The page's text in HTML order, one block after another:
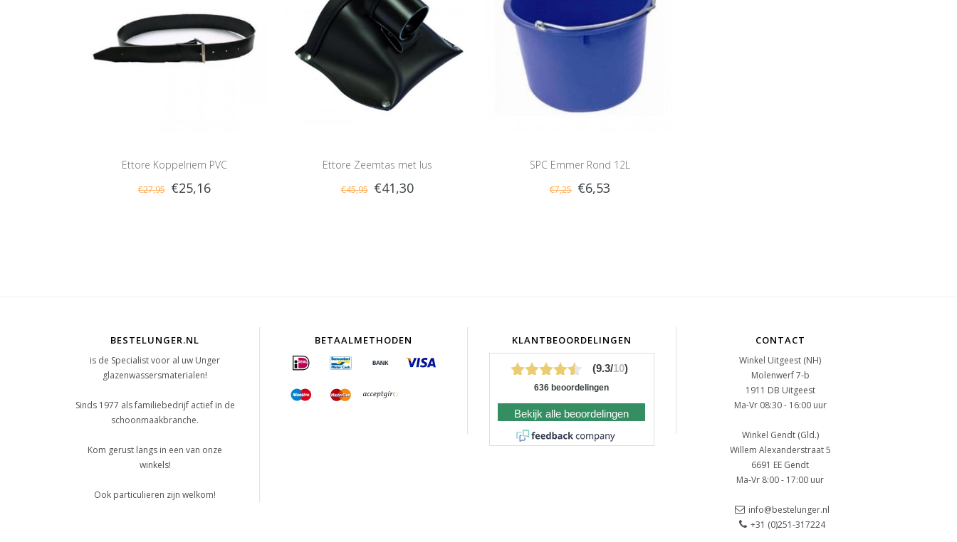
Ettore Koppelriem PVC
€27,95 €25,16
Ettore Zeemtas met lus
€45,95 €41,30
SPC Emmer Rond 12L
€7,25 €6,53
BESTELUNGER.NL
is de Specialist voor al uw Unger
glazenwassersmaterialen!
Sinds 1977 als familiebedrijf actief in de
schoonmaakbranche.
Kom gerust langs in een van onze
winkels!
Ook particulieren zijn welkom!
BETAALMETHODEN KLANTBEOORDELINGEN
(9.3/10)
636 beoordelingen
Bekijk alle beoordelingen
CONTACT
Winkel Uitgeest (NH)
Molenwerf 7-b
1911 DB Uitgeest
Ma-Vr 08:30 - 16:00 uur
Winkel Gendt (Gld.)
Willem Alexanderstraat 5
6691 EE Gendt
Ma-Vr 8:00 - 17:00 uur
info@bestelunger.nl
+31 (0)251-317224